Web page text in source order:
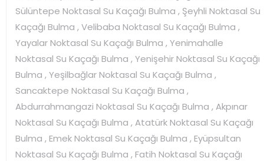
Sülüntepe Noktasal Su Kaçağı Bulma , Şeyhli Noktasal Su
Kaçağı Bulma , Velibaba Noktasal Su Kaçağı Bulma ,
Yayalar Noktasal Su Kaçağı Bulma , Yenimahalle
Noktasal Su Kaçağı Bulma , Yenişehir Noktasal Su Kaçağı
Bulma , Yeşilbağlar Noktasal Su Kaçağı Bulma ,
Sancaktepe Noktasal Su Kaçağı Bulma ,
Abdurrahmangazi Noktasal Su Kaçağı Bulma , Akpınar
Noktasal Su Kaçağı Bulma , Atatürk Noktasal Su Kaçağı
Bulma , Emek Noktasal Su Kaçağı Bulma , Eyüpsultan
Noktasal Su Kaçağı Bulma , Fatih Noktasal Su Kaçağı